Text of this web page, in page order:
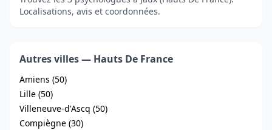
Localisations, avis et coordonnées.
Autres villes — Hauts De France
Amiens (50)
Lille (50)
Villeneuve-d'Ascq (50)
Compiègne (30)